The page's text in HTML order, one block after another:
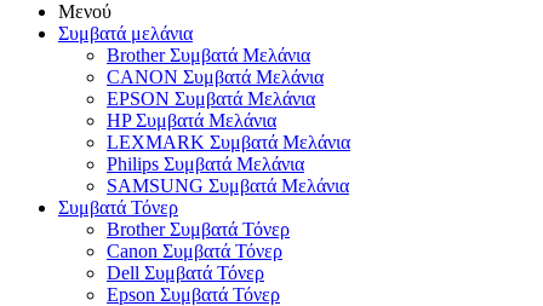
Μενού
Συμβατά μελάνια
Brother Συμβατά Μελάνια
CANON Συμβατά Μελάνια
EPSON Συμβατά Μελάνια
HP Συμβατά Μελάνια
LEXMARK Συμβατά Μελάνια
Philips Συμβατά Μελάνια
SAMSUNG Συμβατά Μελάνια
Συμβατά Τόνερ
Brother Συμβατά Τόνερ
Canon Συμβατά Τόνερ
Dell Συμβατά Τόνερ
Epson Συμβατά Τόνερ